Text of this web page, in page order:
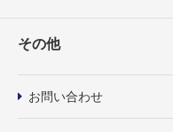
その他
お問い合わせ